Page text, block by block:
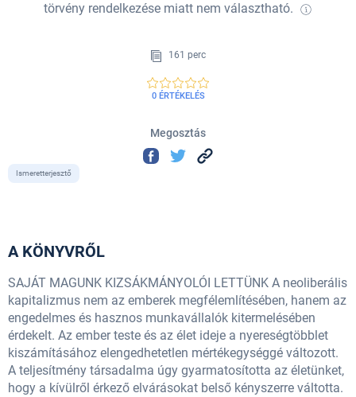
törvény rendelkezése miatt nem választható.
161 perc
0 ÉRTÉKELÉS
Megosztás
Ismeretterjesztő
A KÖNYVRŐL
SAJÁT MAGUNK KIZSÁKMÁNYOLÓI LETTÜNK A neoliberális
kapitalizmus nem az emberek megfélemlítésében, hanem az
engedelmes és hasznos munkavállalók kitermelésében
érdekelt. Az ember teste és az élet ideje a nyereségtöbblet
kiszámításához elengedhetetlen mértékegységgé változott.
A teljesítmény társadalma úgy gyarmatosította az életünket,
hogy a kívülről érkező elvárásokat belső kényszerre váltotta.